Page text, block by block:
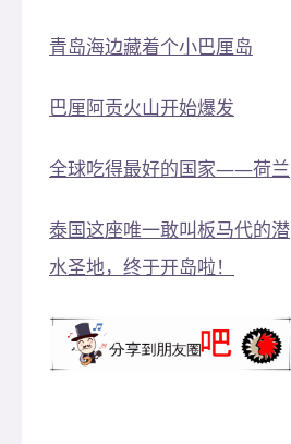
青岛海边藏着个小巴厘岛
巴厘阿贡火山开始爆发
全球吃得最好的国家——荷兰
泰国这座唯一敢叫板马代的潜
水圣地，终于开岛啦！